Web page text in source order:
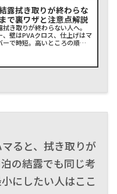
露拭き取りが終わらな
で裏ワザと注意点解説
き取りが終わらない人へ。
、壁はPVAクロス、仕上げはマ
ーで時短。高いところの順
、モップ/ブロワー、結露防止
ると、拭き取りが
の結露でも同じ考
にしたい人はここ